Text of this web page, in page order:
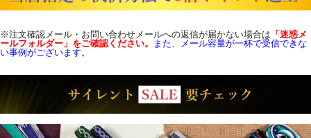
※注文確認メール・お問い合わせメールへの返信が届かない場合は 「迷惑メ
ールフォルダー」をご確認ください。
また、メール容量が一杯で受信できな
い事例がございます。